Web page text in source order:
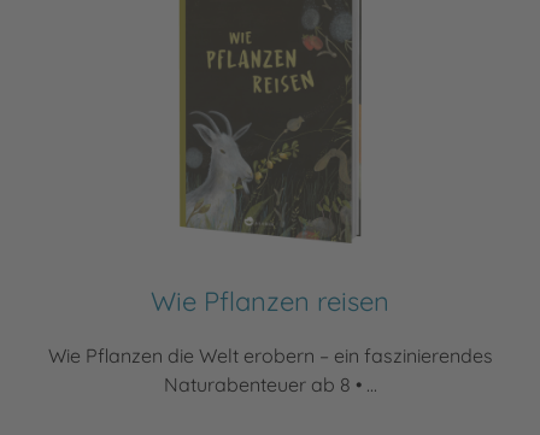
Wie Pflanzen reisen
Wie Pflanzen die Welt erobern – ein faszinierendes
Naturabenteuer ab 8 • ...